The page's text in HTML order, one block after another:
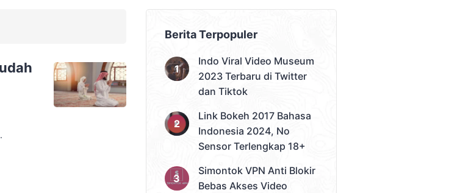
Berita Terpopuler
Indo Viral Video Museum
2023 Terbaru di Twitter
dan Tiktok
Link Bokeh 2017 Bahasa
Indonesia 2024, No
Sensor Terlengkap 18+
Simontok VPN Anti Blokir
Bebas Akses Video